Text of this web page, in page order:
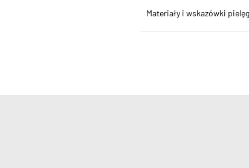
Materiały i wskazówki